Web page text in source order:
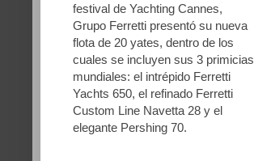
festival de Yachting Cannes,
Grupo Ferretti presentó su nueva
flota de 20 yates, dentro de los
cuales se incluyen sus 3 primicias
mundiales: el intrépido Ferretti
Yachts 650, el refinado Ferretti
Custom Line Navetta 28 y el
elegante Pershing 70.